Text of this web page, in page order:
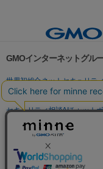
GMOインターネットグル
世界初総合ネットセキュリテ
パスワード漏洩診断
Web
セキュリティ相談AIチャット
実在証明・盗聴対策
サイバー攻撃対策（GMO Flatt